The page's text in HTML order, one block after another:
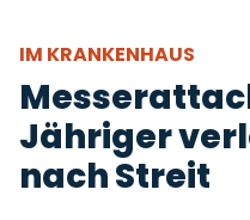
IM KRANKENHAUS
Jähriger
nach Streit